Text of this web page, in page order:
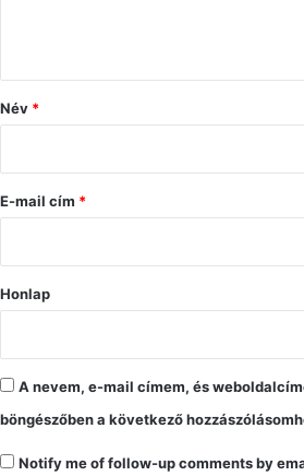
ó
s
Név *
E-mail cím *
Honlap
A nevem, e-mail címem, és
böngészőben a következő
Notify me of follow-up comments by